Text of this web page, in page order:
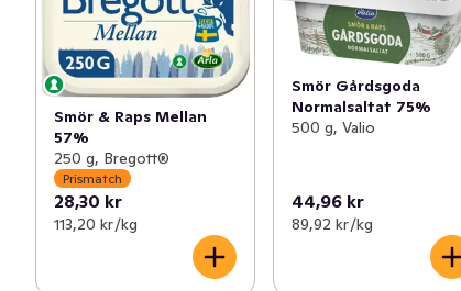
Smör & Raps Mellan
57%
250 g, Bregott®
Prismatch
28,30 kr
113,20 kr /kg
Smör Gårdsgoda
Normalsaltat 75%
500 g, Valio
44,96 kr
89,92 kr /kg